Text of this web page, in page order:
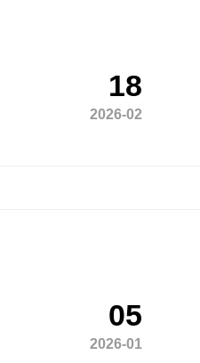
18
2026-02
05
2026-01